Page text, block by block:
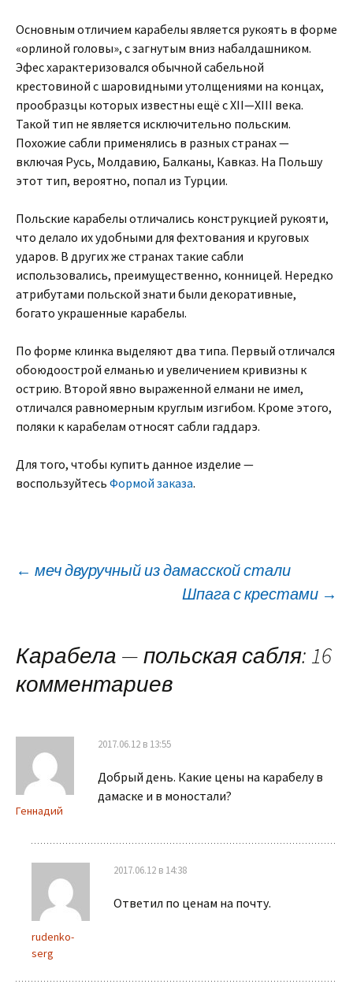
Основным отличием карабелы является рукоять в форме
«орлиной головы», с загнутым вниз набалдашником.
Эфес характеризовался обычной сабельной
крестовиной с шаровидными утолщениями на концах,
прообразцы которых известны ещё с XII—XIII века.
Такой тип не является исключительно польским.
Похожие сабли применялись в разных странах —
включая Русь, Молдавию, Балканы, Кавказ. На Польшу
этот тип, вероятно, попал из Турции.
Польские карабелы отличались конструкцией рукояти,
что делало их удобными для фехтования и круговых
ударов. В других же странах такие сабли
использовались, преимущественно, конницей. Нередко
атрибутами польской знати были декоративные,
богато украшенные карабелы.
По форме клинка выделяют два типа. Первый отличался
обоюдоострой елманью и увеличением кривизны к
острию. Второй явно выраженной елмани не имел,
отличался равномерным круглым изгибом. Кроме этого,
поляки к карабелам относят сабли гаддарэ.
Для того, чтобы купить данное изделие —
воспользуйтесь Формой заказа.
Навигация
записям
← меч двуручный из дамасской стали
Шпага с крестами →
Карабела — польская сабля: 16
комментариев
Геннадий
2017.06.12 в 13:55
Добрый день. Какие цены на карабелу в
дамаске и в моностали?
rudenko-
serg
2017.06.12 в 14:38
Ответил по ценам на почту.